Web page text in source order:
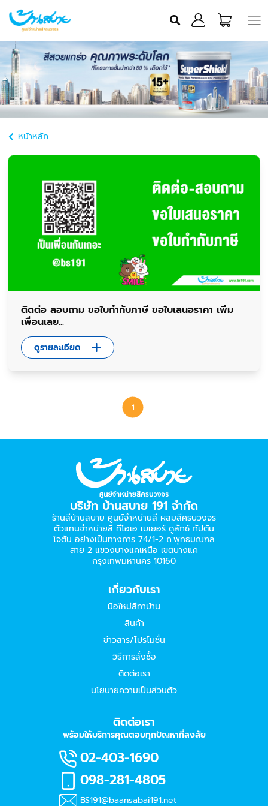
หน้าหลัก
ติดต่อ สอบถาม ขอใบกำกับภาษี ขอใบเสนอราคา เพิ่ม
เพื่อนเลย...
ดูรายละเอียด
1
บริษัท บ้านสบาย 191 จำกัด
ร้านสีบ้านสบาย ศูนย์จำหน่ายสี ผสมสีครบวงจร
ตัวแทนจำหน่ายสี ทีโอเอ เบเยอร์​ ดูลักซ์ กัปตัน
โจตัน อย่างเป็นทางการ 74/1-2 ถ.พุทธมณฑล
สาย 2 แขวงบางแคเหนือ เขตบางแค
กรุงเทพมหานคร 10160
เกี่ยวกับเรา
มือใหม่สีทาบ้าน
สินค้า
ข่าวสาร/โปรโมชั่น
วิธีการสั่งซื้อ
ติดต่อเรา
นโยบายความเป็นส่วนตัว
ติดต่อเรา
พร้อมให้บริการคุณตอบทุกปัญหาที่สงสัย
02-403-1690
098-281-4805
BS191@baansabai191.net